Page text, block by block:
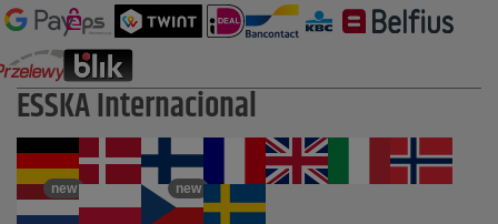
ESSKA Internacional
new new